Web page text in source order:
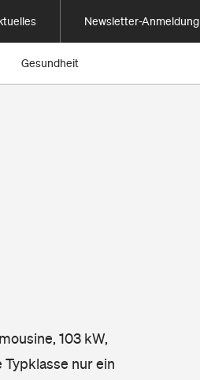
Newsletter-Anmeldung
Gesundheit
103 kW,
nur ein